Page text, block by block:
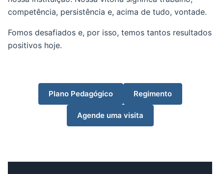
competência, persistência e, acima de tudo, vontade.
Fomos desafiados e, por isso, temos tantos resultados
positivos hoje.
Plano Pedagógico Regimento
Agende uma visita